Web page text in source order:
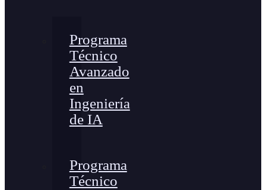
Programa
Técnico
Avanzado
en
Ingeniería
de IA
Programa
Técnico